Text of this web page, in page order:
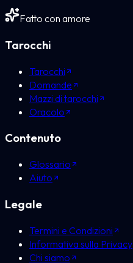
Fatto con amore
Tarocchi
Tarocchi
Domande
Mazzi di tarocchi
Oracolo
Contenuto
Glossario
Aiuto
Legale
Termini e Condizioni
Informativa sulla Privacy
Chi siamo